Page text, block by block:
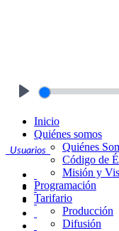
Usuarios
Inicio
Quiénes somos
Quiénes
Código de
Misión y
Programación
Tarifario
Producción
Difusión